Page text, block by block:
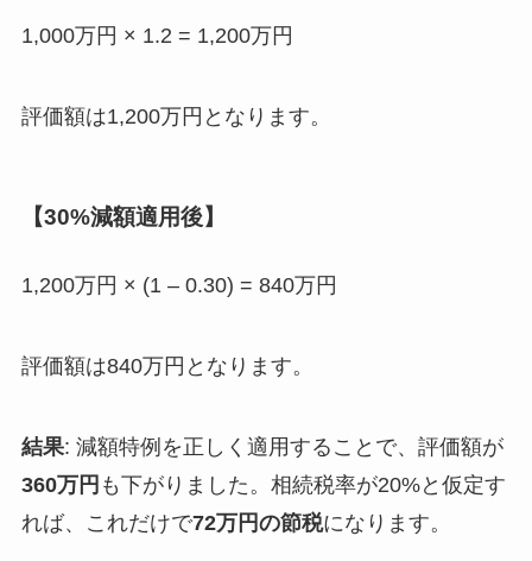
1,000万円 × 1.2 = 1,200万円
評価額は1,200万円となります。
【30%減額適用後】
1,200万円 × (1 – 0.30) = 840万円
評価額は840万円となります。
結果: 減額特例を正しく適用することで、評価額が
360万円 も下がりました。相続税率が20%と仮定す
れば、これだけで72万円の節税になります。